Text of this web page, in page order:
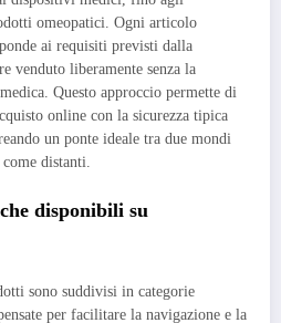
omeopatici. Ogni articolo
ai requisiti previsti dalla
venduto liberamente senza la
Questo approccio permette di
online con la sicurezza tipica
un ponte ideale tra due mondi
come distanti.
disponibili su
sono suddivisi in categorie
per facilitare la navigazione e la